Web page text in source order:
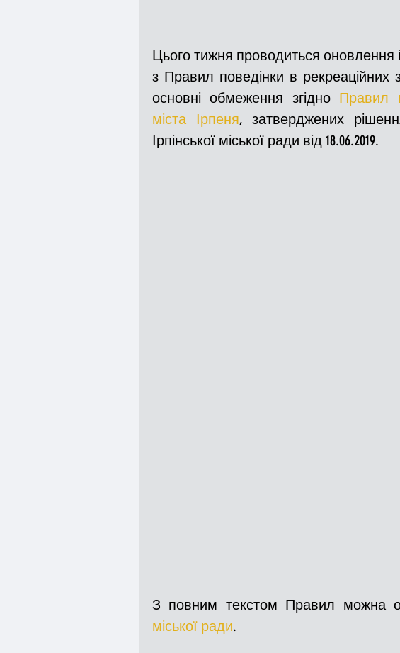
Цього тижня проводиться оновлення
з Правил поведінки в рекреаційних
основні обмеження згідно Правил
міста Ірпеня, затверджених
Ірпінської міської ради від 18.06.2019.
З повним текстом Правил можна
міської ради.